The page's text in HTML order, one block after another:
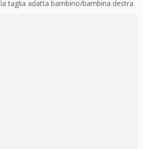
taglia adatta bambino/bambina destra